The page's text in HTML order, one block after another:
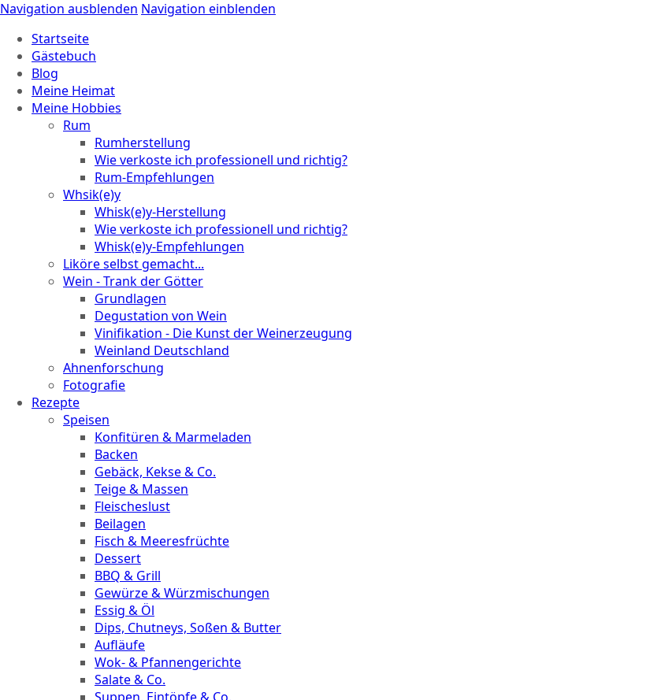
Navigation ausblenden Navigation einblenden
Startseite
Gästebuch
Blog
Meine Heimat
Meine Hobbies
Rum
Rumherstellung
Wie verkoste ich professionell und richtig?
Rum-Empfehlungen
Whsik(e)y
Whisk(e)y-Herstellung
Wie verkoste ich professionell und richtig?
Whisk(e)y-Empfehlungen
Liköre selbst gemacht...
Wein - Trank der Götter
Grundlagen
Degustation von Wein
Vinifikation - Die Kunst der Weinerzeugung
Weinland Deutschland
Ahnenforschung
Fotografie
Rezepte
Speisen
Konfitüren & Marmeladen
Backen
Gebäck, Kekse & Co.
Teige & Massen
Fleischeslust
Beilagen
Fisch & Meeresfrüchte
Dessert
BBQ & Grill
Gewürze & Würzmischungen
Essig & Öl
Dips, Chutneys, Soßen & Butter
Aufläufe
Wok- & Pfannengerichte
Salate & Co.